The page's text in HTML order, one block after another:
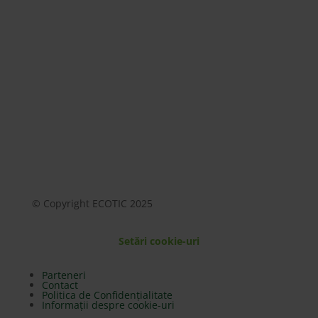
© Copyright ECOTIC 2025
Setări cookie-uri
Parteneri
Contact
Politica de Confidențialitate
Informații despre cookie-uri